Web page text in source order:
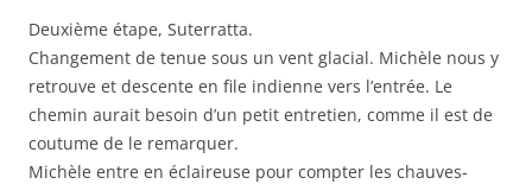
Deuxième étape, Suterratta.
Changement de tenue sous un vent glacial. Michèle nous y
retrouve et descente en file indienne vers l’entrée. Le
chemin aurait besoin d’un petit entretien, comme il est de
coutume de le remarquer.
Michèle entre en éclaireuse pour compter les chauves-